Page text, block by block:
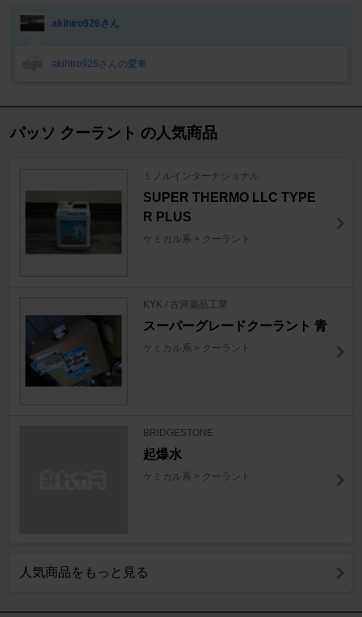
akihiro926さん
akihiro926さんの愛車
パッソ クーラント の人気商品
ミノルインターナショナル
SUPER THERMO LLC TYPE
R PLUS
ケミカル系 > クーラント
KYK / 古河薬品工業
スーパーグレードクーラント 青
ケミカル系 > クーラント
BRIDGESTONE
起爆水
ケミカル系 > クーラント
人気商品をもっと見る